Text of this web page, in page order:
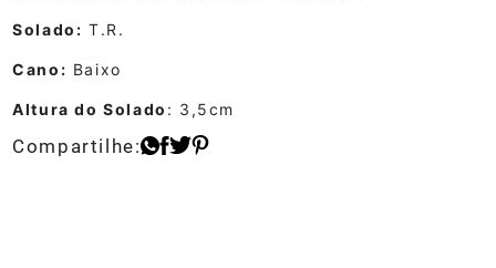
Solado: T.R.
Cano: Baixo
Altura do Solado : 3,5cm